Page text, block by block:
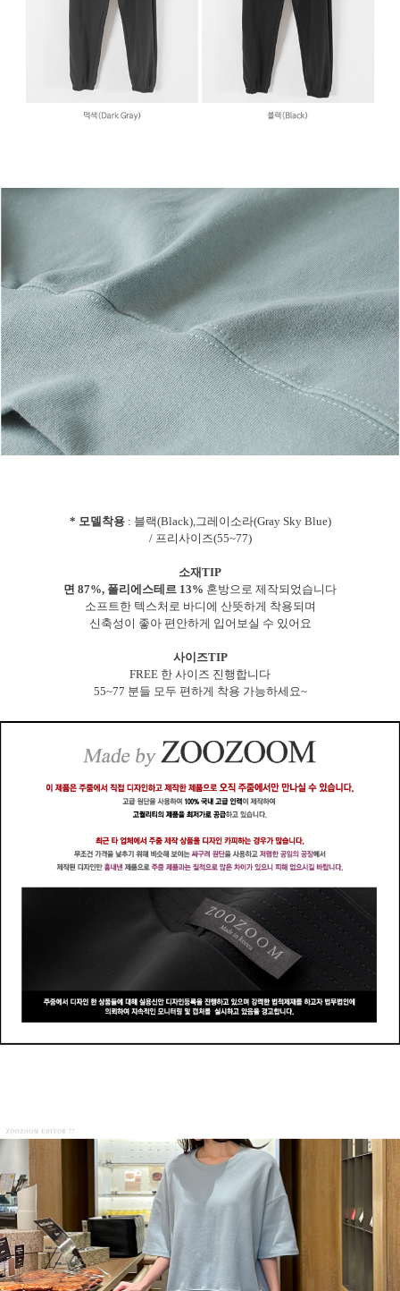
* 모델착용: 블랙(Black),그레이소라(Gray Sky Blue)
/ 프리사이즈(55~77)
소재TIP
면 87%, 폴리에스테르 13% 혼방으로 제작되었습니다
소프트한 텍스처로 바디에 산뜻하게 착용되며
신축성이 좋아 편안하게 입어보실 수 있어요
사이즈TIP
FREE 한 사이즈 진행합니다
55~77 분들 모두 편하게 착용 가능하세요~